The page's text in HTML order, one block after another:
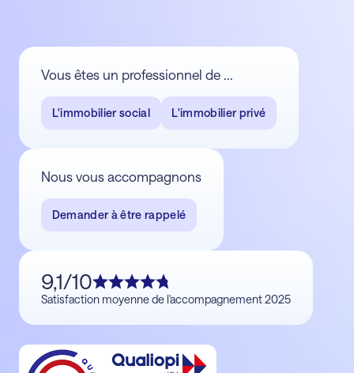
Vous êtes un professionnel de ...
L'immobilier social L'immobilier privé
Nous vous accompagnons
Demander à être rappelé
9,1/10
Satisfaction moyenne de l'accompagnement 2025